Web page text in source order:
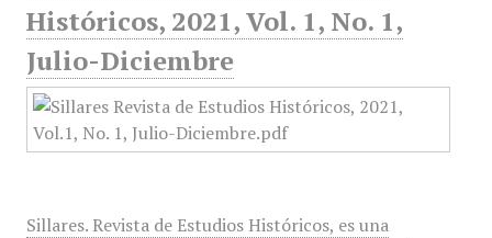
Históricos, 2021, Vol. 1, No. 1,
Julio-Diciembre
Sillares. Revista de Estudios Históricos, es una